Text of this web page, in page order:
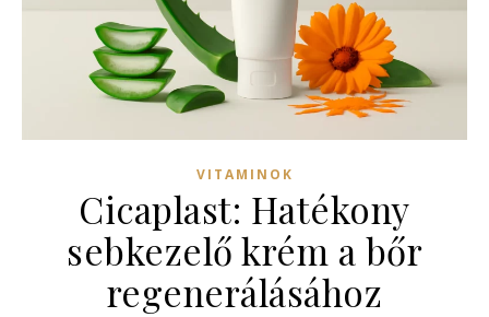
VITAMINOK
Cicaplast: Hatékony
sebkezelő krém a bőr
regenerálásához